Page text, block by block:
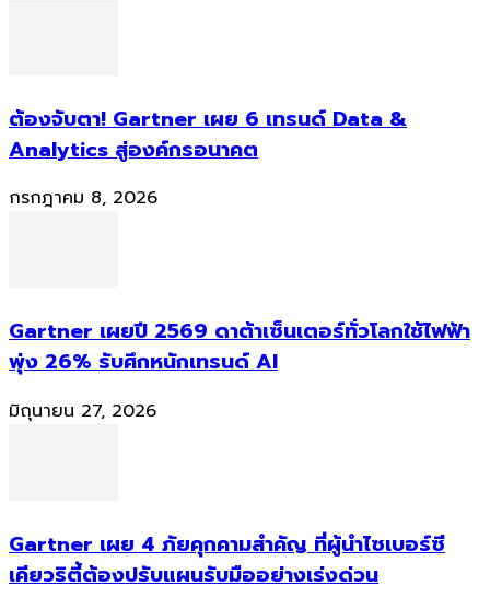
ต้องจับตา! Gartner เผย 6 เทรนด์ Data &
Analytics สู่องค์กรอนาคต
กรกฎาคม 8, 2026
Gartner เผยปี 2569 ดาต้าเซ็นเตอร์ทั่วโลกใช้ไฟฟ้า
พุ่ง 26% รับศึกหนักเทรนด์ AI
มิถุนายน 27, 2026
Gartner เผย 4 ภัยคุกคามสำคัญ ที่ผู้นำไซเบอร์ซี
เคียวริตี้ต้องปรับแผนรับมืออย่างเร่งด่วน